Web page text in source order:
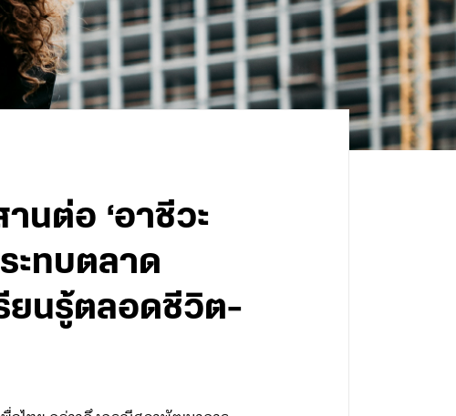
นต่อ ‘อาชีวะ
ะทบตลาด
รียนรู้ตลอดชีวิต-